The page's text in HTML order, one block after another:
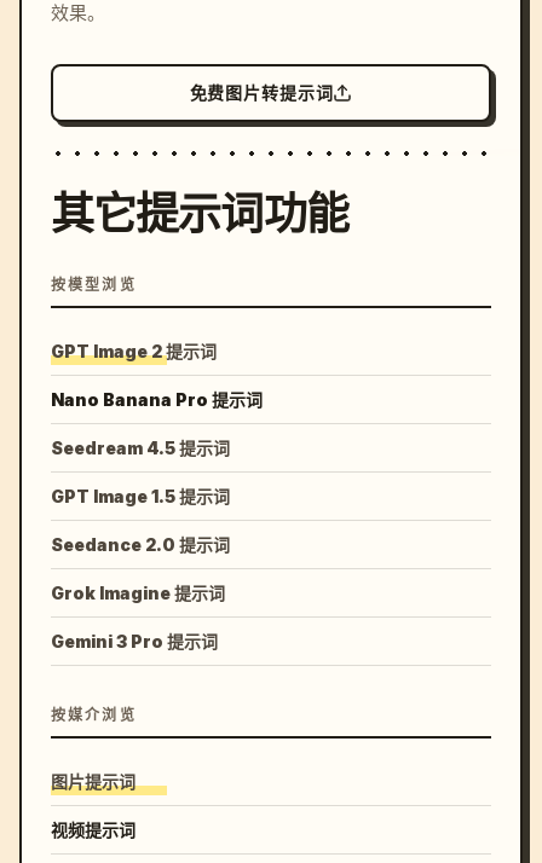
效果。
免费图片转提示词
其它提示词功能
按模型浏览
GPT Image 2 提示词
Nano Banana Pro 提示词
Seedream 4.5 提示词
GPT Image 1.5 提示词
Seedance 2.0 提示词
Grok Imagine 提示词
Gemini 3 Pro 提示词
按媒介浏览
图片提示词
视频提示词